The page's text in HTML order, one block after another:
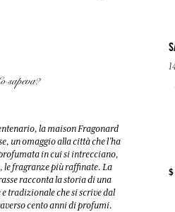
Lavanda
$ 11.00 $
sapeva?
la maison Fragonard
un omaggio alla città che l’ha
in cui si intrecciano,
le fragranze più raffinate. La
racconta la storia di una
tradizionale che si scrive dal
cento anni di profumi.